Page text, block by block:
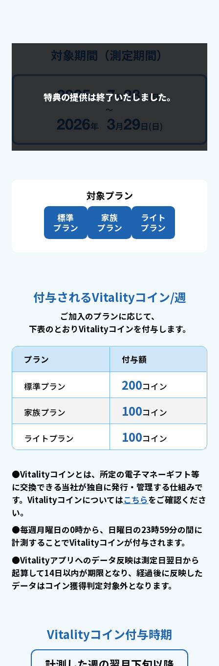
対象期間（測定期間）
特典の提供は終了いたしました。
対象プラン
標準
プラン
家族
プラン
ライト
プラン
付与されるVitalityコイン/週
ご加入のプランに応じて、
下表のとおりVitalityコインを付与します。
プラン 付与額
標準プラン 200コイン
家族プラン 100コイン
ライトプラン 100コイン
●Vitalityコインとは、所定の電子マネーギフト等
に交換できる当社が独自に発行・管理する仕組みで
す。Vitalityコインについてはこちらをご確認くださ
い。
●毎週月曜日の0時から、日曜日の23時59分の間に
計測することでVitalityコインが付与されます。
●Vitalityアプリへのデータ反映は測定日翌日から
起算して14日以内が期限となり、経過後に反映した
データはコイン獲得判定対象外となります。
Vitalityコイン付与時期